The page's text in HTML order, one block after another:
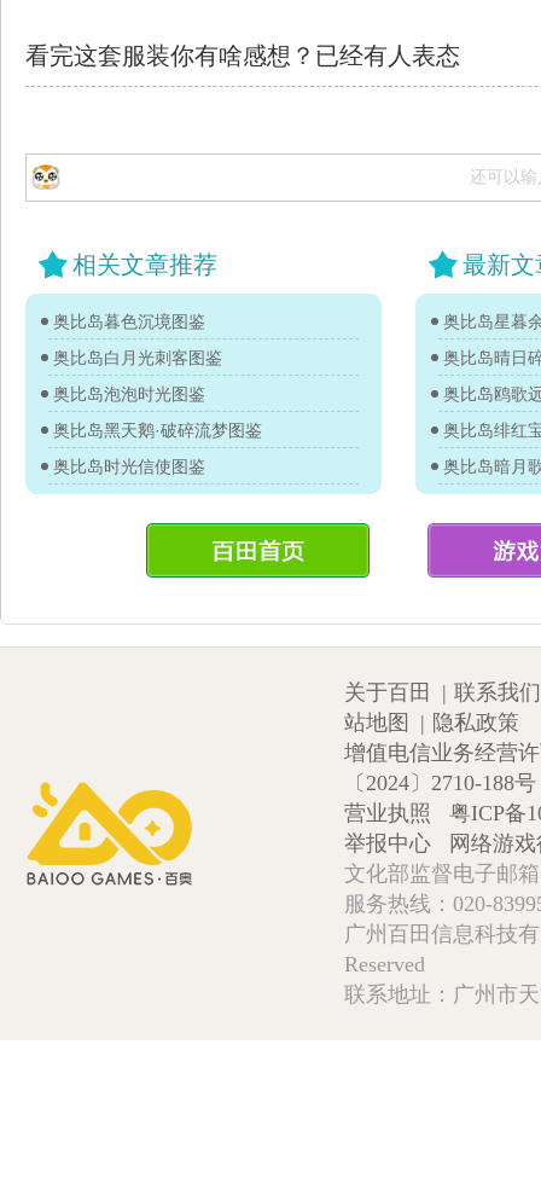
看完这套服装你有啥感想？已经有人表态
还可以输
相关文章推荐
奥比岛暮色沉境图鉴
奥比岛白月光刺客图鉴
奥比岛泡泡时光图鉴
奥比岛黑天鹅·破碎流梦图鉴
奥比岛时光信使图鉴
最新文
奥比岛星暮
奥比岛晴日
奥比岛鸥歌
奥比岛绯红
奥比岛暗月
关于百田 | 联系我们
站地图
| 隐私政策
增值电信业务经营
〔2024〕2710-188号
营业执照
粤ICP备
举报中心
网络游
文化部监督电子邮
服务热线：020-
广州百田信息科技
Reserved
联系地址：广州市